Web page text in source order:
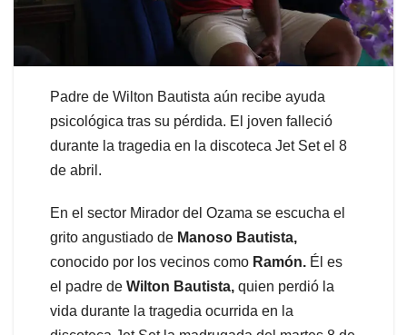
Padre de Wilton Bautista aún recibe ayuda
psicológica tras su pérdida. El joven falleció
durante la tragedia en la discoteca Jet Set el 8
de abril.
En el sector Mirador del Ozama se escucha el
grito angustiado de Manoso Bautista,
conocido por los vecinos como Ramón. Él es
el padre de Wilton Bautista, quien perdió la
vida durante la tragedia ocurrida en la